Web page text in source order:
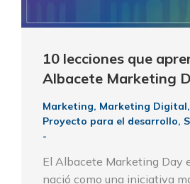
10 lecciones que
Albacete Marketing
Marketing, Marketing Digital,
Proyecto para el desarrollo,
El Albacete Marketing Day
nació como una iniciativa